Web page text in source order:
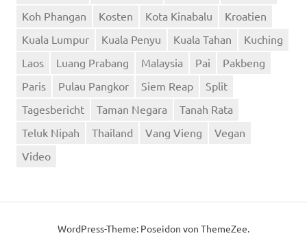
Koh Phangan
Kosten Kota Kinabalu
Kroatien
Kuala Lumpur
Kuala Penyu Kuala Tahan
Kuching
Laos
Luang Prabang Malaysia Pai
Pakbeng
Paris
Pulau Pangkor Siem Reap
Split
Tagesbericht
Taman Negara
Tanah Rata
Teluk Nipah
Thailand Vang Vieng
Vegan
Video
WordPress-Theme: Poseidon von ThemeZee.